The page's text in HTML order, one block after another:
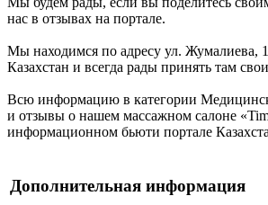
нас в отзывах на портале.
Мы находимся по адресу ул. Жумалиева,
Казахстан и всегда рады принять там
Всю информацию в категории
и отзывы о нашем массажном салоне
информационном бьюти портале
Дополнительная информация